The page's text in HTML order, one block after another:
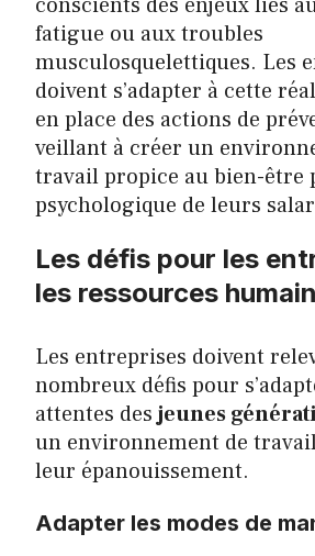
fatigue ou aux troubles
musculosquelettiques. Les
doivent s’adapter à cette
en place des actions de
veillant à créer un
travail propice au bien-être
psychologique de leurs
Les défis pour les
les ressources
Les entreprises doivent
nombreux défis pour
attentes desjeunes
un environnement de
leur épanouissement.
Adapter les modes de